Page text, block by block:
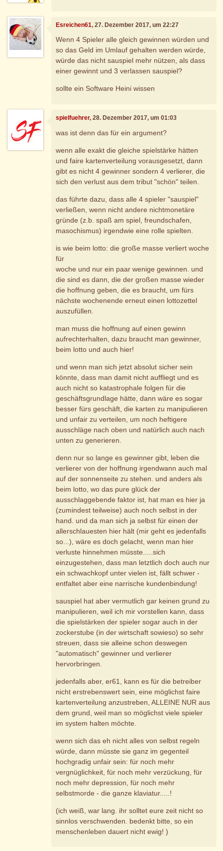
Esreichen61, 27. Dezember 2017, um 22:27
Wenn 4 Spieler alle gleich gewinnen würden und
so das Geld im Umlauf gehalten werden würde,
würde das nicht sauspiel mehr nützen, als dass
einer gewinnt und 3 verlassen sauspiel?
sollte ein Software Heini wissen
spielfuehrer, 28. Dezember 2017, um 01:03
was ist denn das für ein argument?
wenn alle exakt die gleiche spielstärke hätten
und faire kartenverteilung vorausgesetzt, dann
gibt es nicht 4 gewinner sondern 4 verlierer, die
sich den verlust aus dem tribut "schön" teilen.
das führte dazu, dass alle 4 spieler "sauspiel"
verließen, wenn nicht andere nichtmonetäre
gründe (z.b. spaß am spiel, freundschafen,
masochismus) irgendwie eine rolle spielten.
is wie beim lotto: die große masse verliert woche
für
woche und nur ein paar wenige gewinnen. und
die sind es dann, die der großen masse wieder
die hoffnung geben, die es braucht, um fürs
nächste wochenende erneut einen lottozettel
auszufüllen.
man muss die hoffnung auf einen gewinn
aufrechterhalten, dazu braucht man gewinner,
beim lotto und auch hier!
und wenn man sich jetzt absolut sicher sein
könnte, dass man damit nicht auffliegt und es
auch nicht so katastrophale folgen für die
geschäftsgrundlage hätte, dann wäre es sogar
besser fürs geschäft, die karten zu manipulieren
und unfair zu verteilen, um noch heftigere
ausschläge nach oben und natürlich auch nach
unten zu generieren.
denn nur so lange es gewinner gibt, leben die
verlierer von der hoffnung irgendwann auch mal
auf der sonnenseite zu stehen. und anders als
beim lotto, wo das pure glück der
ausschlaggebende faktor ist, hat man es hier ja
(zumindest teilweise) auch noch selbst in der
hand. und da man sich ja selbst für einen der
allerschlauesten hier hält (mir geht es jedenfalls
so...), wäre es doch gelacht, wenn man hier
verluste hinnehmen müsste.....sich
einzugestehen, dass man letztlich doch auch nur
ein schwachkopf unter vielen ist, fällt schwer -
entfaltet aber eine narrische kundenbindung!
sauspiel hat aber vermutlich gar keinen grund zu
manipulieren, weil ich mir vorstellen kann, dass
die spielstärken der spieler sogar auch in der
zockerstube (in der wirtschaft sowieso) so sehr
streuen, dass sie alleine schon deswegen
"automatisch" gewinner und verlierer
hervorbringen.
jedenfalls aber, er61, kann es für die betreiber
nicht erstrebenswert sein, eine möglichst faire
kartenverteilung anzustreben, ALLEINE NUR aus
dem grund, weil man so möglichst viele spieler
im system halten möchte.
wenn sich das eh nicht alles von selbst regeln
würde, dann müsste sie ganz im gegenteil
hochgradig unfair sein: für noch mehr
vergnüglichkeit, für noch mehr verzückung, für
noch mehr depression, für noch mehr
selbstmorde - die ganze klaviatur.....!
(ich weiß, war lang. ihr solltet eure zeit nicht so
sinnlos verschwenden. bedenkt bitte, so ein
menschenleben dauert nicht ewig! )